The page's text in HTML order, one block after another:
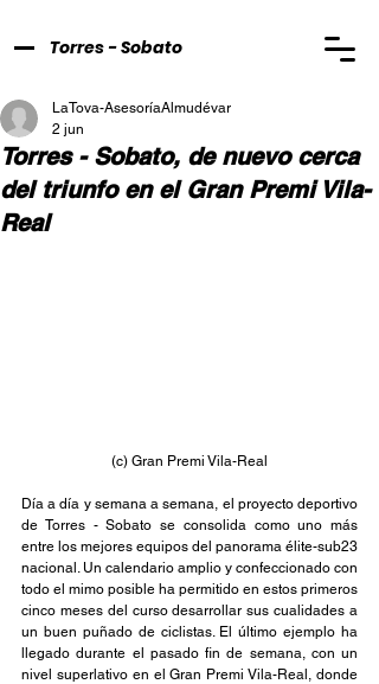
Torres - Sobato
Torres - Sobato, de nuevo cerca
del triunfo en el Gran Premi Vila-
Real
LaTova-AsesoríaAlmudévar
2 jun
(c) Gran Premi Vila-Real
Día a día y semana a semana, el proyecto deportivo
de Torres - Sobato se consolida como uno más
entre los mejores equipos del panorama élite-sub23
nacional. Un calendario amplio y confeccionado con
todo el mimo posible ha permitido en estos primeros
cinco meses del curso desarrollar sus cualidades a
un buen puñado de ciclistas. El último ejemplo ha
llegado durante el pasado fin de semana, con un
nivel superlativo en el Gran Premi Vila-Real, donde